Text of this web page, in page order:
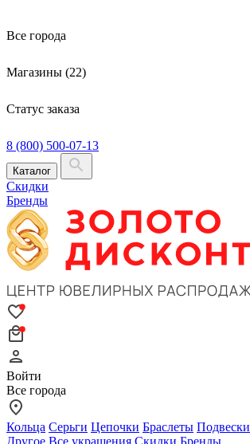
Все города
Магазины (22)
Статус заказа
8 (800) 500-07-13
Каталог
Скидки
Бренды
Войти
Все города
Кольца Серьги Цепочки Браслеты Подвески
Другое Все украшения Скидки Бренды